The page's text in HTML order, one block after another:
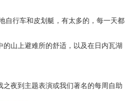
自行车和皮划艇，有太多的，每一天都
山上避难所的舒适，以及在日内瓦湖
夜到主题表演或我们著名的每周自助